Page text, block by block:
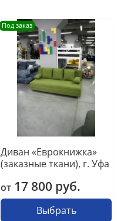
Под заказ
Диван «Еврокнижка»
(заказные ткани), г. Уфа
от 17 800 руб.
Выбрать